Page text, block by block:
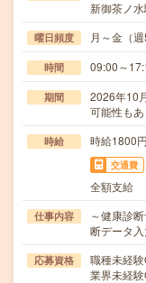
新御茶ノ
曜日頻度 月～金（
時間 09:00～
期間
2026年10
可能性も
時給 時給1800
交通費
全額支給
仕事内容
～健康診
断データ
応募資格
職種未経
業界未経